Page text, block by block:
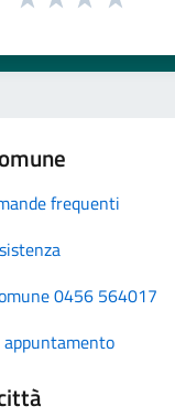
frequenti
0456 564017